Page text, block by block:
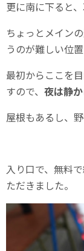
更に南に下ると
ちょっとメイン
うのが難しい位置
最初からここを
すので、 夜は静
屋根もあるし、
入り口で、無料
ただきました。